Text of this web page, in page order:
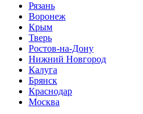
Рязань
Воронеж
Крым
Тверь
Ростов-на-Дону
Нижний Новгород
Калуга
Брянск
Краснодар
Москва